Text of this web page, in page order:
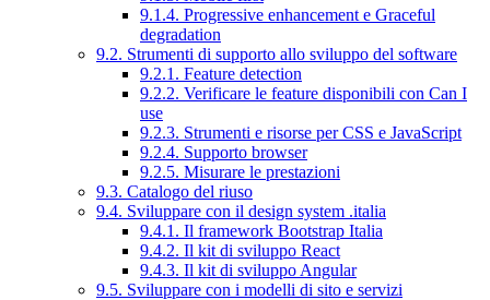
9.1.4. Progressive enhancement e Graceful
degradation
9.2. Strumenti di supporto allo sviluppo del software
9.2.1. Feature detection
9.2.2. Verificare le feature disponibili con Can I
use
9.2.3. Strumenti e risorse per CSS e JavaScript
9.2.4. Supporto browser
9.2.5. Misurare le prestazioni
9.3. Catalogo del riuso
9.4. Sviluppare con il design system .italia
9.4.1. Il framework Bootstrap Italia
9.4.2. Il kit di sviluppo React
9.4.3. Il kit di sviluppo Angular
9.5. Sviluppare con i modelli di sito e servizi